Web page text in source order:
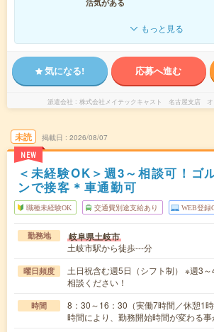
活気がある
もっと見る
気になる! 応募へ進む
派遣会社 株式会社メイテックキャスト 名古屋支店 オ
未読
NEW
掲載日 2026/08/07
＜未経験OK＞週3～相談可！ゴ
ンで接客＊車通勤可
職種未経験OK 交通費別途支給あり WEB登録
勤務地 岐阜県土岐市
土岐市駅から徒歩---分
曜日頻度
土日祝含む週5日（シフト制） ※週3
相談ください！
時間
8：30～16：30（実働7時間／休憩1
時間により、勤務開始時間が変わる